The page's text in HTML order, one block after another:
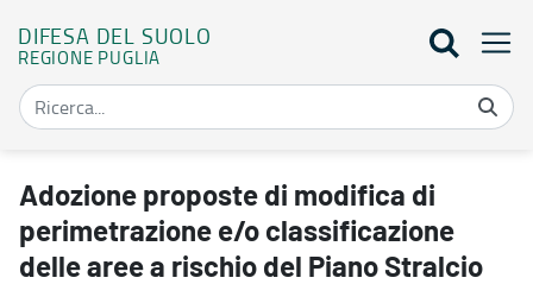
DIFESA DEL SUOLO
REGIONE PUGLIA
Adozione proposte di modifica di perimetrazione e/o
Adozione proposte di modifica di
perimetrazione e/o classificazione
delle aree a rischio del Piano Stralcio